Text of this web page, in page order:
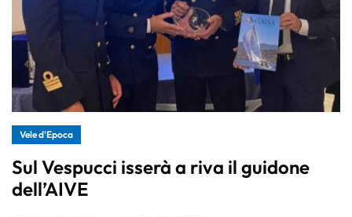
Vele d'Epoca
Sul Vespucci isserà a riva il guidone
dell’AIVE